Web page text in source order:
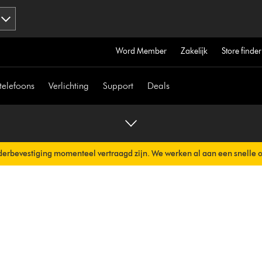
Word Member Zakelijk Store finder
Verlichting Support Deals
momenteel vertraagd zijn. We werken al aan een snelle